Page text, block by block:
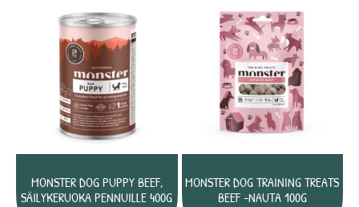
MONSTER DOG PUPPY BEEF,
SÄILYKERUOKA PENNUILLE 400G
MONSTER DOG TRAINING TREATS
BEEF -NAUTA 100G